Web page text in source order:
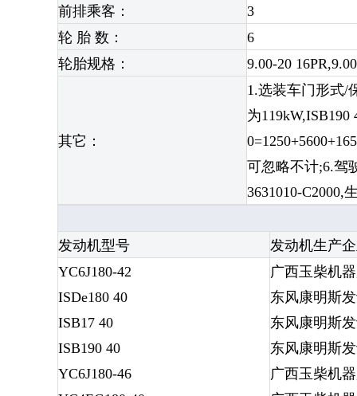
前排乘客：
3
轮 胎 数：
6
轮胎规格：
9.00-20
其它：
1.选装车门形式/
为119kW,ISB190
可忽略不计;6.驾
3631010-C2000,
发动机型号
发动机生产
YC6J180-42
ISDe180 40
ISB17 40
ISB190 40
YC6J180-46
广西玉柴机
东风康明斯
东风康明斯
东风康明斯
广西玉柴机